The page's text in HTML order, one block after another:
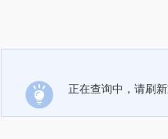
正在查询中，请刷